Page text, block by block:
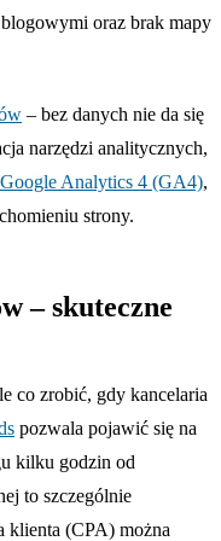
oraz brak mapy
– bez danych nie da się
narzędzi analitycznych,
Analytics 4 (GA4),
strony.
– skuteczne
co zrobić, gdy kancelaria
pozwala pojawić się na
kilku godzin od
to szczególnie
klienta (CPA) można